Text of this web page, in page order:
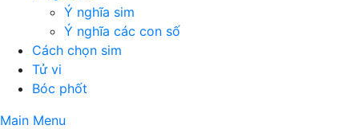
Ý nghĩa sim
Ý nghĩa các con số
Cách chọn sim
Tử vi
Bóc phốt
Main Menu